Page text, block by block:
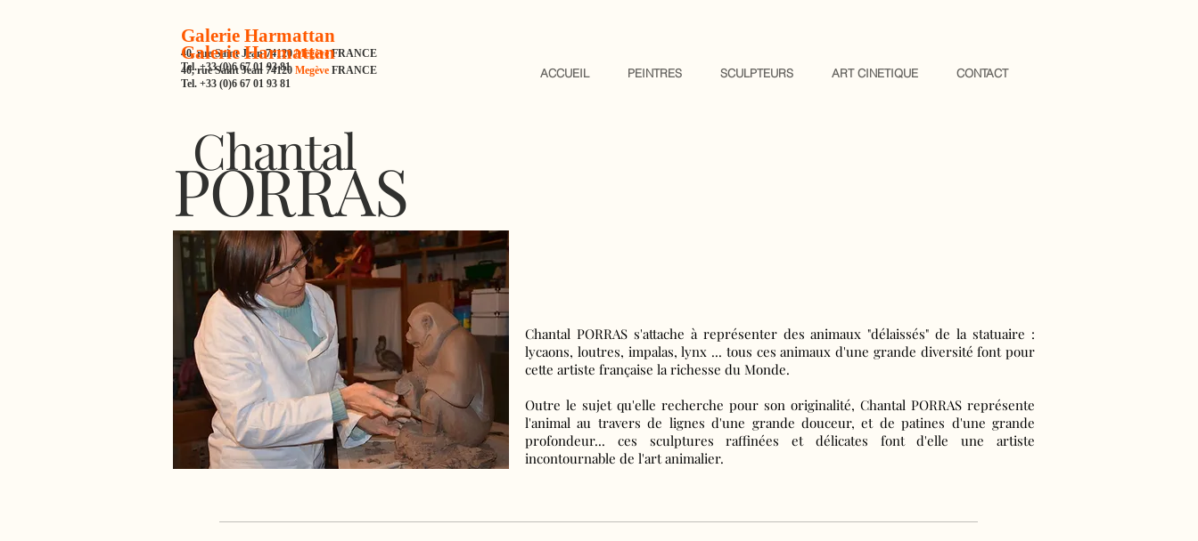
Galerie Harmattan
40, rue Saint Jean 74120 Megève FRANCE
Tel. +33 (0)6 67 01 93 81
ACCUEIL PEINTRES SCULPTEURS ART CINETIQUE CONTACT
Galerie Harmattan
40, rue Saint Jean 74120MegèveFRANCE
Tel. +33 (0)6 67 01 93 81
PORRAS
Chantal
Chantal PORRAS s'attache à représenter des animaux "délaissés" de la statuaire :
lycaons, loutres, impalas, lynx ... tous ces animaux d'une grande diversité font pour
cette artiste française la richesse du Monde.
Outre le sujet qu'elle recherche pour son originalité, Chantal PORRAS représente
l'animal au travers de lignes d'une grande douceur, et de patines d'une grande
profondeur... ces sculptures raffinées et délicates font d'elle une artiste
incontournable de l'art animalier.